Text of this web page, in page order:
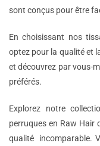
sont conçus pour être
En choisissant nos
optez pour la qualité et
et découvrez par vous-
préférés.
Explorez notre
perruques en Raw Hair
qualité incomparable.